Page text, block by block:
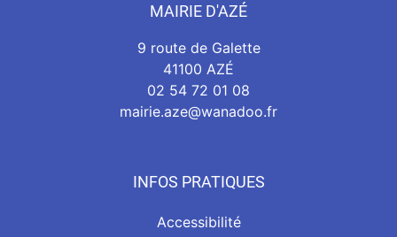
MAIRIE D'AZÉ
9 route de Galette
41100 AZÉ
02 54 72 01 08
mairie.aze@wanadoo.fr
INFOS PRATIQUES
Accessibilité